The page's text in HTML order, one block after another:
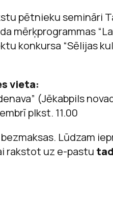
pētnieku semināri
mērķprogrammas
konkursa “Sēlijas
vieta:
(Jēkabpils
plkst. 11.00
Lūdzam
rakstot uz e-pastu